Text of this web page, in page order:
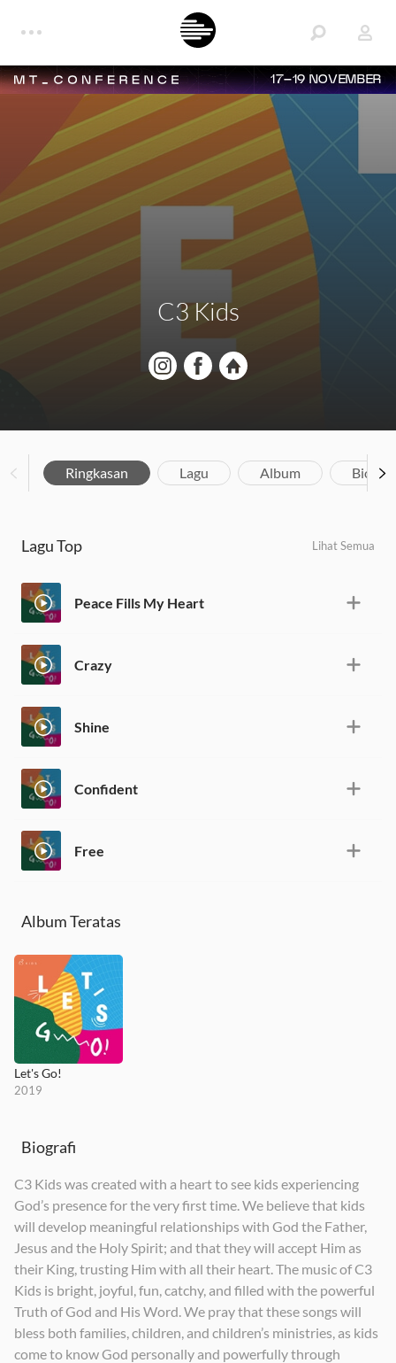
17–19 NOVEMBER
C3 Kids
Ringkasan Lagu Album
Lagu Top Lihat Semua
Peace Fills My Heart
Crazy
Shine
Confident
Free
Album Teratas
Let's Go!
2019
Biografi
C3 Kids was created with a heart to see kids experiencing
God’s presence for the very first time. We believe that kids
will develop meaningful relationships with God the Father,
Jesus and the Holy Spirit; and that they will accept Him as
their King, trusting Him with all their heart. The music of C3
Kids is bright, joyful, fun, catchy, and filled with the powerful
Truth of God and His Word. We pray that these songs will
bless both families, children, and children’s ministries, as kids
come to know God personally and powerfully through